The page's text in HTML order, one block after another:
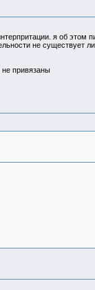
я об
не существует